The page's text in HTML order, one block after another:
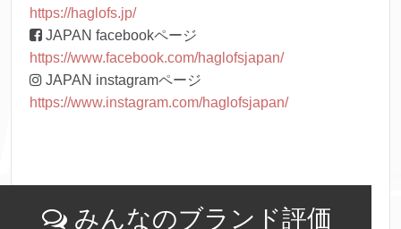
https://haglofs.jp/
JAPAN facebookページ
https://www.facebook.com/haglofsjapan/
JAPAN instagramページ
https://www.instagram.com/haglofsjapan/
みんなのブランド評価